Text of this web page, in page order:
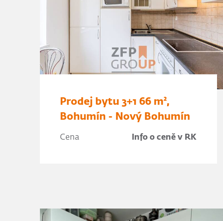
Prodej bytu 3+1 66 m²,
Bohumín - Nový Bohumín
Cena Info o ceně v RK